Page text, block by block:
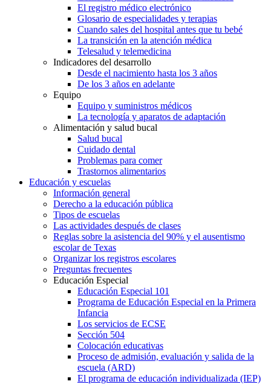
El registro médico electrónico
Glosario de especialidades y terapias
Cuando sales del hospital antes que tu bebé
La transición en la atención médica
Telesalud y telemedicina
Indicadores del desarrollo
Desde el nacimiento hasta los 3 años
De los 3 años en adelante
Equipo
Equipo y suministros médicos
La tecnología y aparatos de adaptación
Alimentación y salud bucal
Salud bucal
Cuidado dental
Problemas para comer
Trastornos alimentarios
Educación y escuelas
Información general
Derecho a la educación pública
Tipos de escuelas
Las actividades después de clases
Reglas sobre la asistencia del 90% y el ausentismo
escolar de Texas
Organizar los registros escolares
Preguntas frecuentes
Educación Especial
Educación Especial 101
Programa de Educación Especial en la Primera
Infancia
Los servicios de ECSE
Sección 504
Colocación educativas
Proceso de admisión, evaluación y salida de la
escuela (ARD)
El programa de educación individualizada (IEP)